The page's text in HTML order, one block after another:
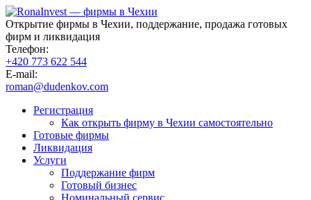
Открытие фирмы в Чехии, поддержание, продажа готовых
фирм и ликвидация
Телефон:
+420 773 622 544
E-mail:
roman@dudenkov.com
Регистрация
Как открыть фирму в Чехии самостоятельно
Готовые фирмы
Ликвидация
Услуги
Поддержание фирм
Готовый бизнес
Номинальный сервис